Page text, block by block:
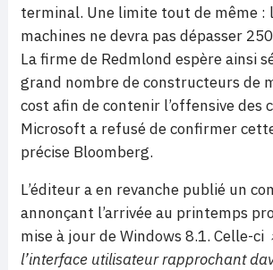
terminal. Une limite tout de même :
machines ne devra pas dépasser
La firme de Redmlond espère ainsi
grand nombre de constructeurs de
cost afin de contenir l’offensive des
Microsoft a refusé de confirmer
précise Bloomberg.
L’éditeur a en revanche publié un
annonçant l’arrivée au printemps
mise à jour de Windows 8.1. Celle-ci
l’interface utilisateur rapprochant